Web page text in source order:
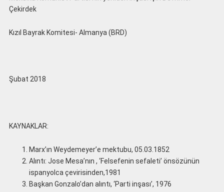
Çekirdek
Kızıl Bayrak Komitesi- Almanya (BRD)
Şubat 2018
KAYNAKLAR:
Marx’ın Weydemeyer’e mektubu, 05.03.1852
Alıntı: Jose Mesa’nın , ‘Felsefenin sefaleti’ önsözünün
ispanyolca çevirisinden,1981
Başkan Gonzalo’dan alıntı, ‘Parti inşası’, 1976